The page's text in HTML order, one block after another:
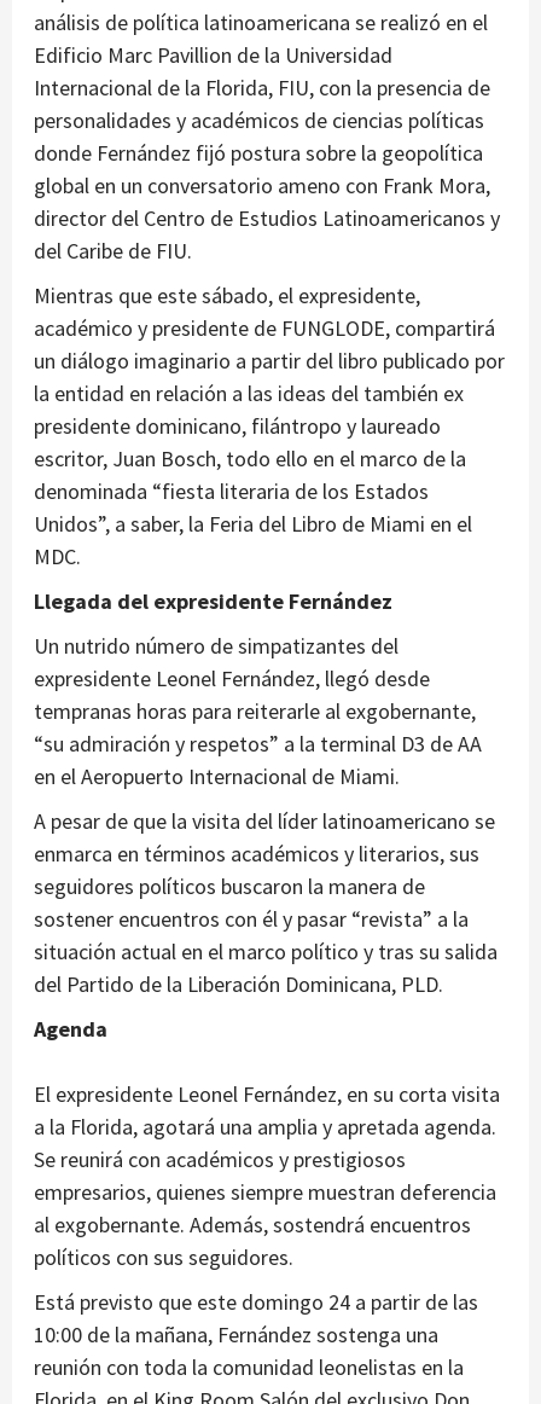
análisis de política latinoamericana se realizó en el
Edificio Marc Pavillion de la Universidad
Internacional de la Florida, FIU, con la presencia de
personalidades y académicos de ciencias políticas
donde Fernández fijó postura sobre la geopolítica
global en un conversatorio ameno con Frank Mora,
director del Centro de Estudios Latinoamericanos y
del Caribe de FIU.
Mientras que este sábado, el expresidente,
académico y presidente de FUNGLODE, compartirá
un diálogo imaginario a partir del libro publicado por
la entidad en relación a las ideas del también ex
presidente dominicano, filántropo y laureado
escritor, Juan Bosch, todo ello en el marco de la
denominada “fiesta literaria de los Estados
Unidos”, a saber, la Feria del Libro de Miami en el
MDC.
Llegada del expresidente Fernández
Un nutrido número de simpatizantes del
expresidente Leonel Fernández, llegó desde
tempranas horas para reiterarle al exgobernante,
“su admiración y respetos” a la terminal D3 de AA
en el Aeropuerto Internacional de Miami.
A pesar de que la visita del líder latinoamericano se
enmarca en términos académicos y literarios, sus
seguidores políticos buscaron la manera de
sostener encuentros con él y pasar “revista” a la
situación actual en el marco político y tras su salida
del Partido de la Liberación Dominicana, PLD.
Agenda
El expresidente Leonel Fernández, en su corta visita
a la Florida, agotará una amplia y apretada agenda.
Se reunirá con académicos y prestigiosos
empresarios, quienes siempre muestran deferencia
al exgobernante. Además, sostendrá encuentros
políticos con sus seguidores.
Está previsto que este domingo 24 a partir de las
10:00 de la mañana, Fernández sostenga una
reunión con toda la comunidad leonelistas en la